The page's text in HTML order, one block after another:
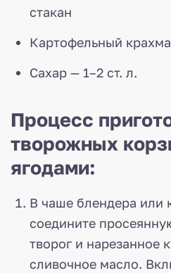
стакан
Картофельный
Сахар — 1–2 ст. л.
Процесс
творожных
ягодами:
В чаше блендера или
соедините
творог и нарезанное
сливочное масло.